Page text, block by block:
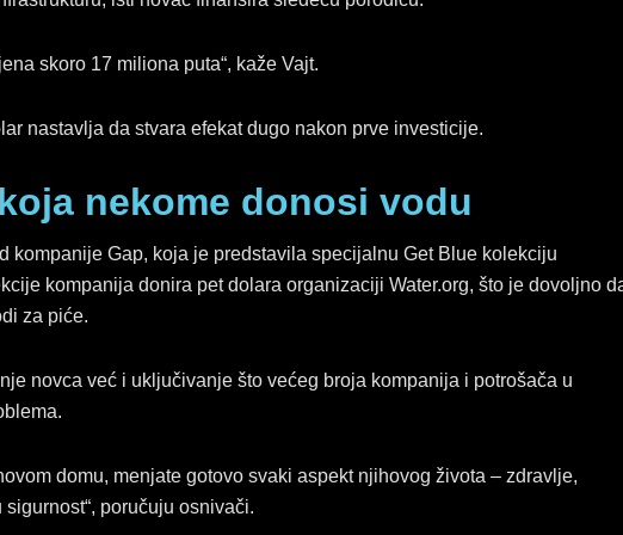
skoro 17 miliona puta“, kaže Vajt.
nastavlja da stvara efekat dugo nakon prve investicije.
nekome donosi vodu
kompanije Gap, koja je predstavila specijalnu Get Blue kolekciju
kompanija donira pet dolara organizaciji Water.org, što je dovoljno
za piće.
novca već i uključivanje što većeg broja kompanija i potrošača u
domu, menjate gotovo svaki aspekt njihovog života – zdravlje,
poručuju osnivači.